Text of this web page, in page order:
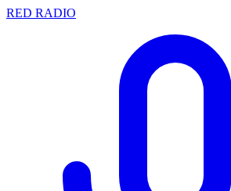
RED RADIO